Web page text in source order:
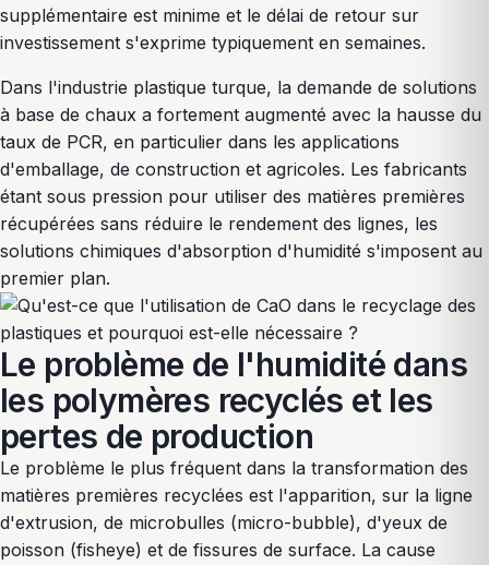
supplémentaire est minime et le délai de retour sur
investissement s'exprime typiquement en semaines.
Dans l'industrie plastique turque, la demande de solutions
à base de chaux a fortement augmenté avec la hausse du
taux de PCR, en particulier dans les applications
d'emballage, de construction et agricoles. Les fabricants
étant sous pression pour utiliser des matières premières
récupérées sans réduire le rendement des lignes, les
solutions chimiques d'absorption d'humidité s'imposent au
premier plan.
Le problème de l'humidité dans
les polymères recyclés et les
pertes de production
Le problème le plus fréquent dans la transformation des
matières premières recyclées est l'apparition, sur la ligne
d'extrusion, de microbulles (micro-bubble), d'yeux de
poisson (fisheye) et de fissures de surface. La cause